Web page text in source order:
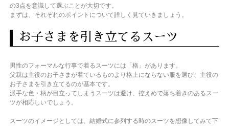
の3点を意識して選ぶことが大切です。
まずは、それぞれのポイントについて詳しく見ていきましょう。
お子さまを引き立てるスーツ
男性のフォーマルな行事で着るスーツには「格」があります。
父親は主役のお子さまが着ているものより格上にならない服を選び、主役の
お子さまを引き立てるのが基本です。
派手な色・柄が目立ってしまうスーツは避け、控えめで落ち着きのあるスー
ツが相応しいでしょう。
スーツのイメージとしては、結婚式に参列する時のスーツを想像してみて下